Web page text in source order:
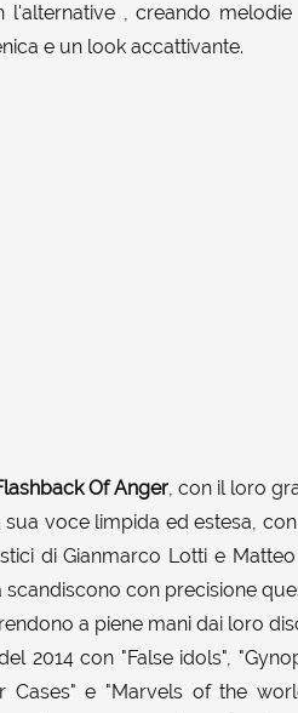
, creando
e un look accattivante.
Of Anger, con il loro
voce limpida ed estesa,
di Gianmarco Lotti e
con precisione
a piene mani dai loro
2014 con "False idols",
Cases" e "Marvels of the